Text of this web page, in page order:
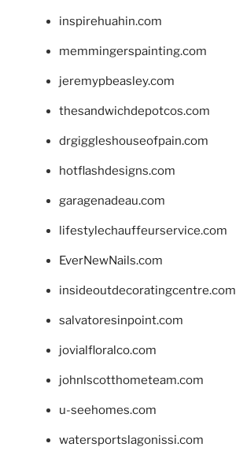
inspirehuahin.com
memmingerspainting.com
jeremypbeasley.com
thesandwichdepotcos.com
drgiggleshouseofpain.com
hotflashdesigns.com
garagenadeau.com
lifestylechauffeurservice.com
EverNewNails.com
insideoutdecoratingcentre.com
salvatoresinpoint.com
jovialfloralco.com
johnlscotthometeam.com
u-seehomes.com
watersportslagonissi.com